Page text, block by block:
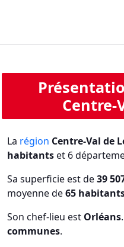
Centre-
La région Centre-Val de
habitantset 6
Sa superficie est de39
moyenne de65
Son chef-lieu est Orléans
communes.